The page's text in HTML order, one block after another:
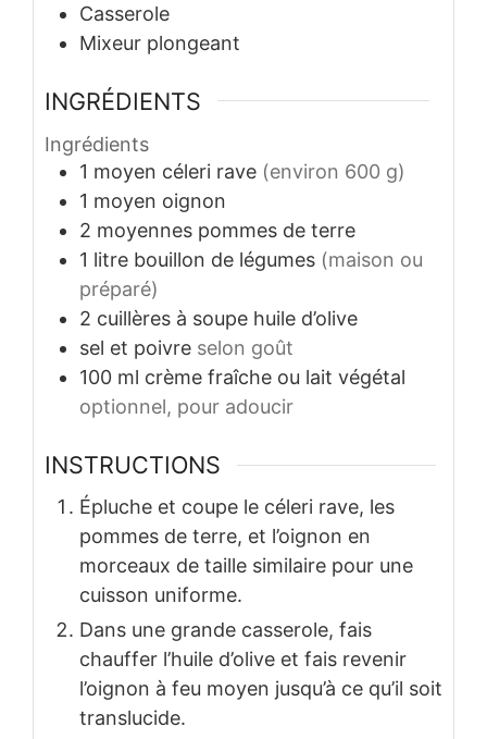
Casserole
Mixeur plongeant
INGRÉDIENTS
Ingrédients
1 moyen céleri rave (environ 600 g)
1 moyen oignon
2 moyennes pommes de terre
1 litre bouillon de légumes (maison ou
préparé)
2 cuillères à soupe huile d’olive
sel et poivre selon goût
100 ml crème fraîche ou lait végétal
optionnel, pour adoucir
INSTRUCTIONS
Épluche et coupe le céleri rave, les
pommes de terre, et l’oignon en
morceaux de taille similaire pour une
cuisson uniforme.
Dans une grande casserole, fais
chauffer l’huile d’olive et fais revenir
l’oignon à feu moyen jusqu’à ce qu’il soit
translucide.